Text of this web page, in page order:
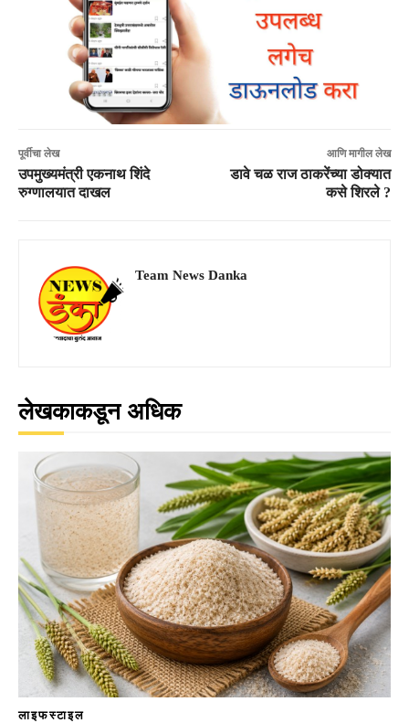
पूर्वीचा लेख
उपमुख्यमंत्री एकनाथ शिंदे
रुग्णालयात दाखल
आणि मागील लेख
डावे चळ राज ठाकरेंच्या डोक्यात
कसे शिरले ?
Team News Danka
लेखकाकडून अधिक
लाइफस्टाइल